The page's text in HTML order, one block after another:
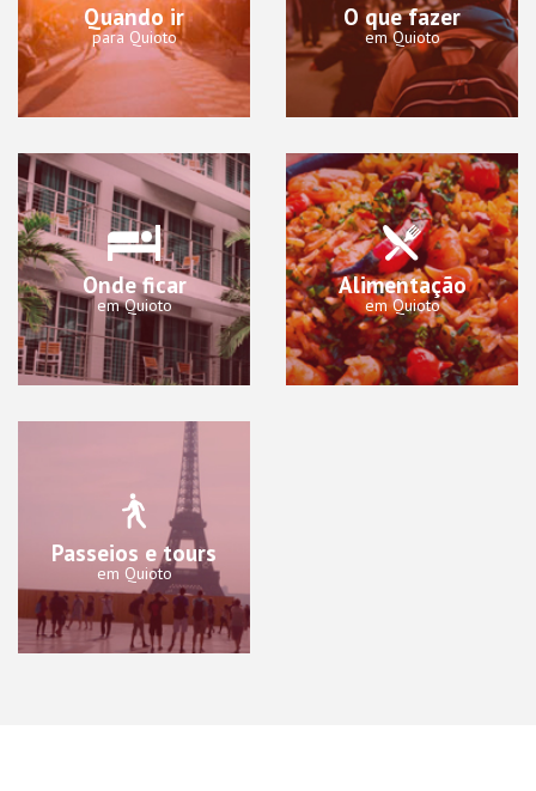
Quando ir
para Quioto
O que fazer
em Quioto
Onde ficar
em Quioto
Alimentação
em Quioto
Passeios e tours
em Quioto